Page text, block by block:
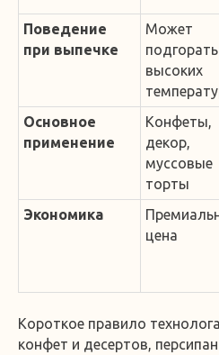
Поведение
при выпечке
Может
высоких
Основное
применение
Конфеты,
декор,
муссовые
торты
Экономика
цена
Короткое правило
конфет и десертов,